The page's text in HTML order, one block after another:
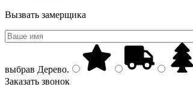
Вызвать замерщика
выбрав Дерево.
Заказать звонок